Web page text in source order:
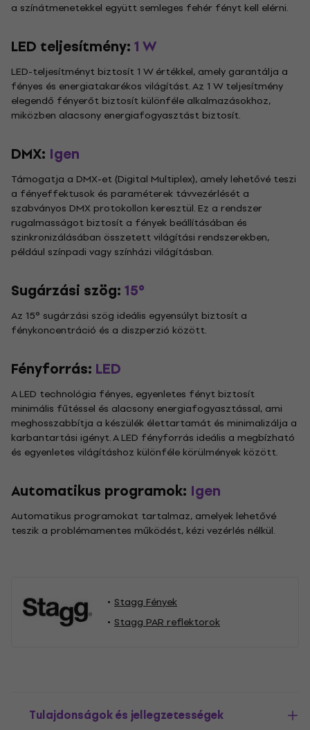
a színátmenetekkel együtt semleges fehér fényt kell elérni.
LED teljesítmény:1 W
LED-teljesítményt biztosít 1 W értékkel, amely garantálja a
fényes és energiatakarékos világítást. Az 1 W teljesítmény
elegendő fényerőt biztosít különféle alkalmazásokhoz,
miközben alacsony energiafogyasztást biztosít.
DMX: Igen
Támogatja a DMX-et (Digital Multiplex), amely lehetővé teszi
a fényeffektusok és paraméterek távvezérlését a
szabványos DMX protokollon keresztül. Ez a rendszer
rugalmasságot biztosít a fények beállításában és
szinkronizálásában összetett világítási rendszerekben,
például színpadi vagy színházi világításban.
Sugárzási szög:15°
Az 15° sugárzási szög ideális egyensúlyt biztosít a
fénykoncentráció és a diszperzió között.
Fényforrás: LED
A LED technológia fényes, egyenletes fényt biztosít
minimális fűtéssel és alacsony energiafogyasztással, ami
meghosszabbítja a készülék élettartamát és minimalizálja a
karbantartási igényt. A LED fényforrás ideális a megbízható
és egyenletes világításhoz különféle körülmények között.
Automatikus programok: Igen
Automatikus programokat tartalmaz, amelyek lehetővé
teszik a problémamentes működést, kézi vezérlés nélkül.
Stagg Fények
Stagg PAR reflektorok
Tulajdonságok és jellegzetességek